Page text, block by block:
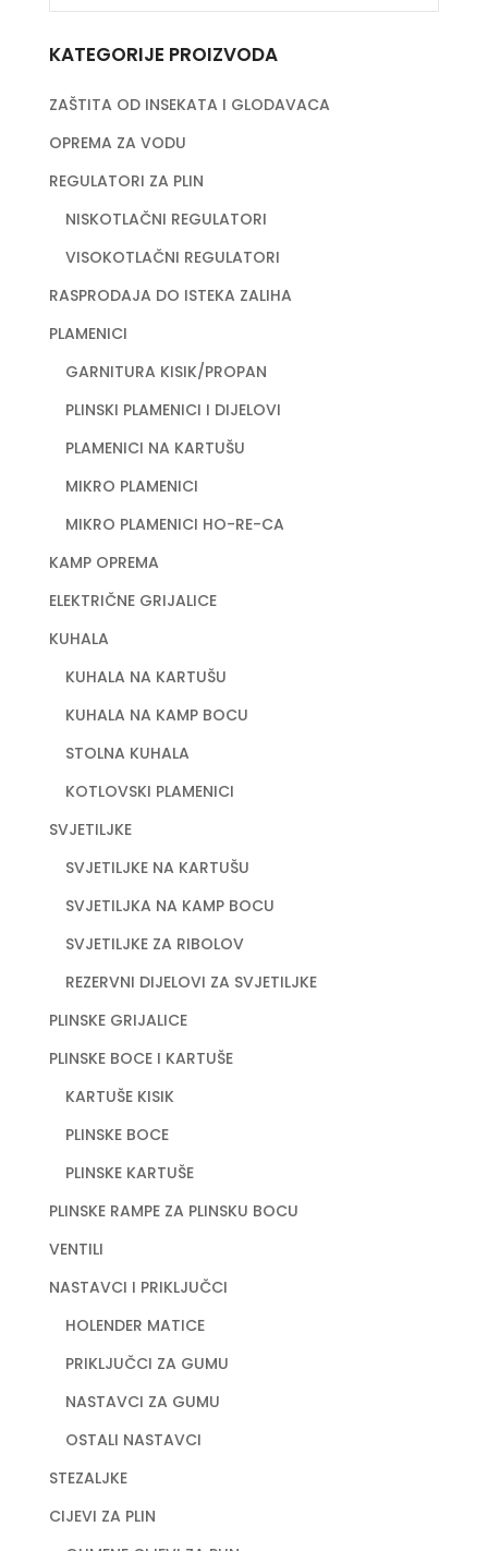
KATEGORIJE PROIZVODA
ZAŠTITA OD INSEKATA I GLODAVACA
OPREMA ZA VODU
REGULATORI ZA PLIN
NISKOTLAČNI REGULATORI
VISOKOTLAČNI REGULATORI
RASPRODAJA DO ISTEKA ZALIHA
PLAMENICI
GARNITURA KISIK/PROPAN
PLINSKI PLAMENICI I DIJELOVI
PLAMENICI NA KARTUŠU
MIKRO PLAMENICI
MIKRO PLAMENICI HO-RE-CA
KAMP OPREMA
ELEKTRIČNE GRIJALICE
KUHALA
KUHALA NA KARTUŠU
KUHALA NA KAMP BOCU
STOLNA KUHALA
KOTLOVSKI PLAMENICI
SVJETILJKE
SVJETILJKE NA KARTUŠU
SVJETILJKA NA KAMP BOCU
SVJETILJKE ZA RIBOLOV
REZERVNI DIJELOVI ZA SVJETILJKE
PLINSKE GRIJALICE
PLINSKE BOCE I KARTUŠE
KARTUŠE KISIK
PLINSKE BOCE
PLINSKE KARTUŠE
PLINSKE RAMPE ZA PLINSKU BOCU
VENTILI
NASTAVCI I PRIKLJUČCI
HOLENDER MATICE
PRIKLJUČCI ZA GUMU
NASTAVCI ZA GUMU
OSTALI NASTAVCI
STEZALJKE
CIJEVI ZA PLIN